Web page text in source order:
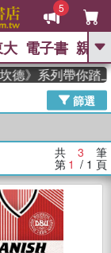
5
GO
高希均教授回憶錄
父親節 、 花開錦
女孩：黎曼猜想
如果歷史是一
電子書 親子
》系列帶你踏
篩選
共 3 筆
第 1 / 1 頁